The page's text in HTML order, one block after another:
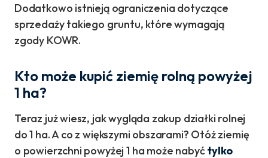
Dodatkowo istnieją ograniczenia dotyczące
sprzedaży takiego gruntu, które wymagają
zgody KOWR.
Kto może kupić ziemię rolną powyżej
1 ha?
Teraz już wiesz, jak wygląda zakup działki rolnej
do 1 ha. A co z większymi obszarami? Otóż ziemię
o powierzchni powyżej 1 ha może nabyćtylko